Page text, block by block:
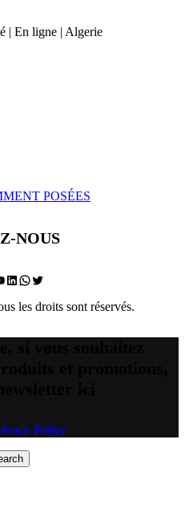
| En ligne | Algerie
POSÉES
NOUS
LinkedIn
WhatsApp
Twitter
les droits sont réservés.
si vous souhaitez
et promotions,
ici
Policy